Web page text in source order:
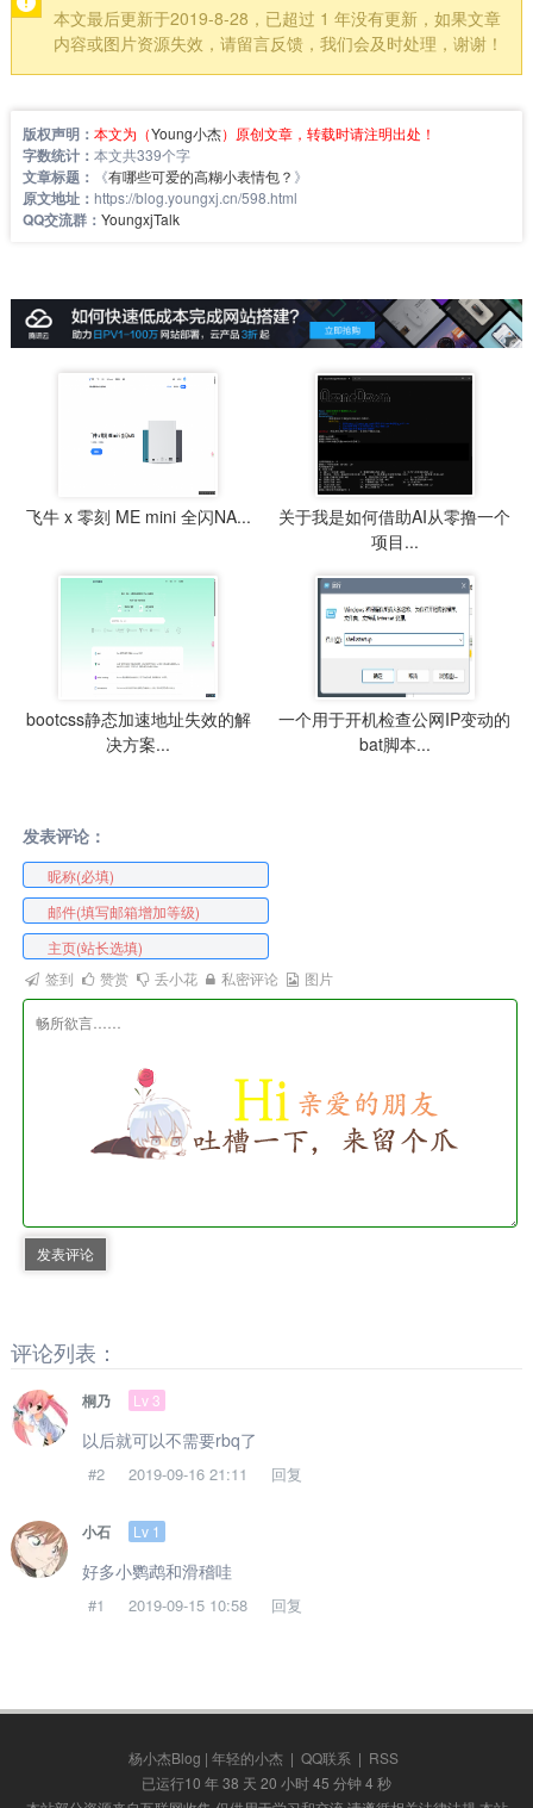
本文最后更新于2019-8-28，已超过 1 年没有更新，如果文章
内容或图片资源失效，请留言反馈，我们会及时处理，谢谢！
版权声明： 本文为（Young小杰）原创文章，转载时请注明出处！
字数统计： 本文共339个字
文章标题： 《有哪些可爱的高糊小表情包？ 》
原文地址： https://blog.youngxj.cn/598.html
QQ交流群： YoungxjTalk
飞牛 x 零刻 ME mini 全闪NA...
关于我是如何借助AI从零撸一个
项目...
bootcss静态加速地址失效的解
决方案...
一个用于开机检查公网IP变动的
bat脚本...
发表评论：
签到 赞赏 丢小花 私密评论 图片
发表评论
评论列表：
桐乃 Lv 3
以后就可以不需要rbq了
#2 2019-09-16 21:11 回复
小石 Lv 1
好多小鹦鹉和滑稽哇
#1 2019-09-15 10:58 回复
杨小杰Blog | 年轻的小杰 | QQ联系 | RSS
已运行10 年 38 天 20 小时 45 分钟 4 秒